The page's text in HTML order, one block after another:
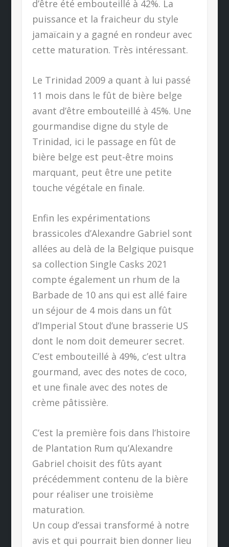
d’être été embouteillé à 42%. La
puissance et la fraicheur du style
jamaïcain y a gagné en rondeur avec
cette maturation. Très intéressant.
Le Trinidad 2009 a quant à lui passé
11 mois dans le fût de bière belge
avant d’être embouteillé à 45%. Une
gourmandise digne du style de
Trinidad, ici le passage en fût de
bière belge est peut-être moins
marquant, peut être une petite
touche végétale en finale.
Enfin les expérimentations
brassicoles d’Alexandre Gabriel sont
allées au delà de la Belgique puisque
sa collection Single Casks 2021
compte également un rhum de la
Barbade de 10 ans qui est allé faire
un séjour de 4 mois dans un fût
d’Imperial Stout d’une brasserie US
dont le nom doit demeurer secret.
C’est embouteillé à 49%, c’est ultra
gourmand, avec des notes de coco,
et une finale avec des notes de
crème pâtissière.
C’est la première fois dans l’histoire
de Plantation Rum qu’Alexandre
Gabriel choisit des fûts ayant
précédemment contenu de la bière
pour réaliser une troisième
maturation.
Un coup d’essai transformé à notre
avis et qui pourrait bien donner lieu